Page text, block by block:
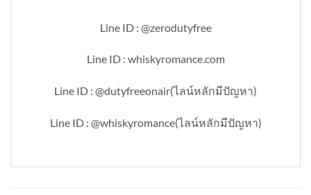
Line ID : @zerodutyfree
Line ID : whiskyromance.com
Line ID : @dutyfreeonair(ไลน์หลักมีปัญหา)
Line ID : @whiskyromance(ไลน์หลักมีปัญหา)